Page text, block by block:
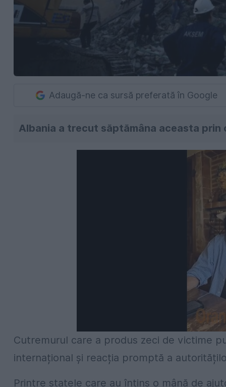
Adaugă-ne ca sursă preferată în Google
Albania a trecut săptămâna aceasta
Cutremurul care a produs zeci de victime
internațional și reacția promptă a
Printre statele care au întins o mână de